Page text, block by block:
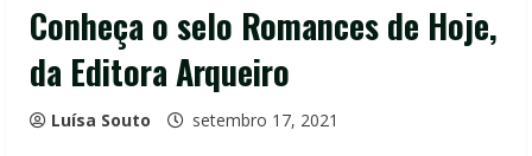
Conheça o selo Romances de Hoje,
da Editora Arqueiro
Luísa Souto setembro 17, 2021